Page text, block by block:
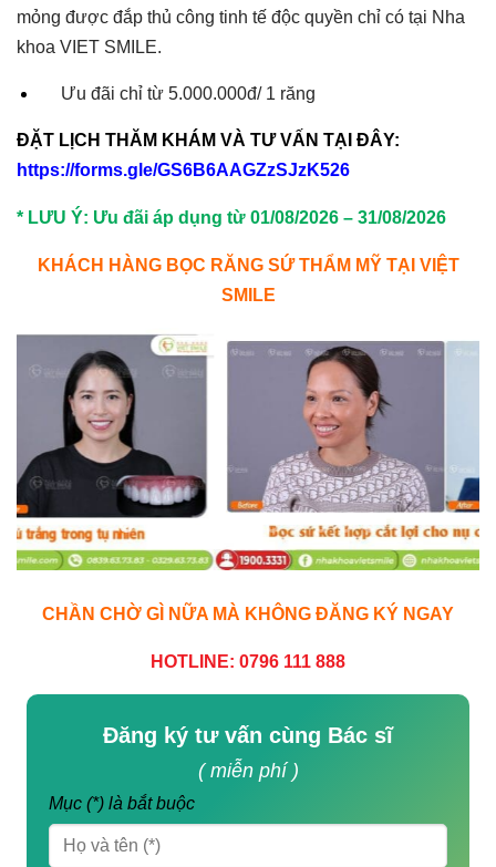
mỏng được đắp thủ công tinh tế độc quyền chỉ có tại Nha
khoa VIET SMILE.
Ưu đãi chỉ từ 5.000.000đ/ 1 răng
ĐẶT LỊCH THĂM KHÁM VÀ TƯ VẤN TẠI ĐÂY:
https://forms.gle/GS6B6AAGZzSJzK526
* LƯU Ý: Ưu đãi áp dụng từ 01/08/2026 – 31/08/2026
KHÁCH HÀNG BỌC RĂNG SỨ THẨM MỸ TẠI VIỆT
SMILE
CHẦN CHỜ GÌ NỮA MÀ KHÔNG ĐĂNG KÝ NGAY
HOTLINE: 0796 111 888
Đăng ký tư vấn cùng Bác sĩ
( miễn phí )
Mục (*) là bắt buộc